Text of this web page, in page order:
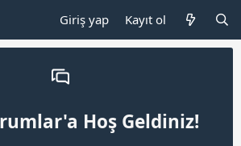
Giriş yap Kayıt ol
Hoş Geldiniz!